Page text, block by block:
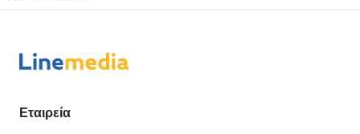
Εταιρεία